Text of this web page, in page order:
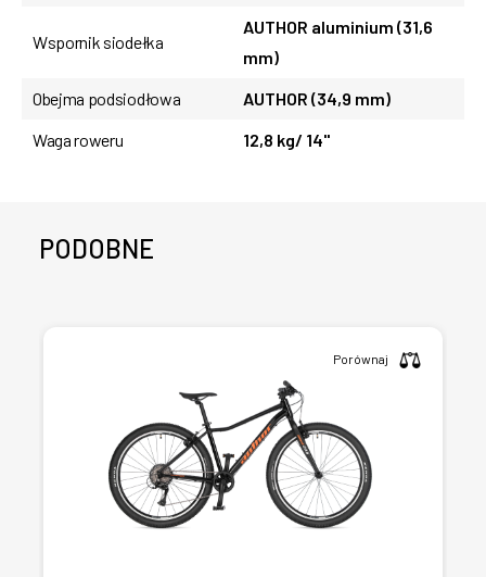
Wspornik siodełka
AUTHOR aluminium (31,6
mm)
Obejma podsiodłowa
AUTHOR (34,9 mm)
Waga roweru
12,8 kg/ 14"
PODOBNE
Porównaj